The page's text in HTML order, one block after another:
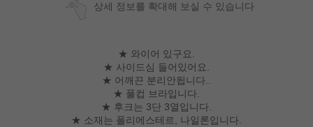
상세 정보를 확대해 보실 수 있습니다
★ 와이어 있구요.
★ 사이드심 들어있어요.
★ 어깨끈 분리안됩니다..
★ 풀컵 브라입니다.
★ 후크는 3단 3열입니다.
★ 소재는 폴리에스테르, 나일론입니다.